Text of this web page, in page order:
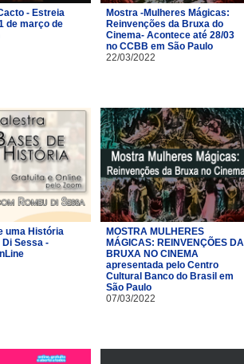
- Estreia
de março de
Mostra -Mulheres Mágicas:
Reinvenções da Bruxa do
Cinema- Acontece até 28/03
no CCBB em São Paulo
22/03/2022
uma História
Sessa -
MOSTRA MULHERES
MÁGICAS: REINVENÇÕES DA
BRUXA NO CINEMA
apresentada pelo Centro
Cultural Banco do Brasil em
São Paulo
07/03/2022